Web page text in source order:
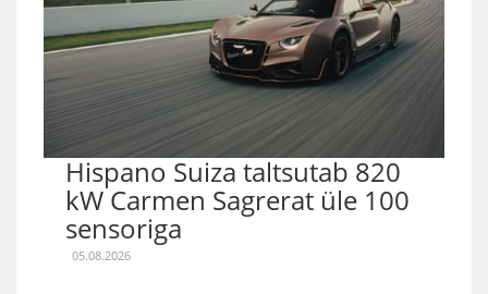
Hispano Suiza taltsutab 820
kW Carmen Sagrerat üle 100
sensoriga
05.08.2026